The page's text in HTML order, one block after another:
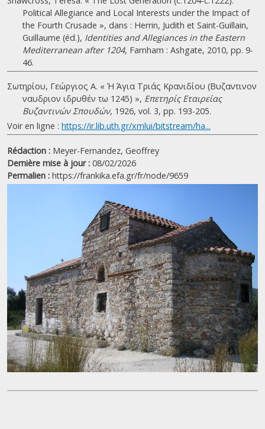
Political Allegiance and Local Interests under the Impact of
the Fourth Crusade », dans : Herrin, Judith et Saint-Guillain,
Guillaume (éd.), Identities and Allegiances in the Eastern
Mediterranean after 1204, Farnham : Ashgate, 2010, pp. 9-
46.
Σωτηρίου, Γεώργιος A. « Ή Άγια Τριάς Κρανιδίου (Βυζαντινον
ναυδριον ιδρυθέν τω 1245) », Επετηρίς Εταιρείας
Βυζαντινών Σπουδών, 1926, vol. 3, pp. 193-205.
Voir en ligne : https://ir.lib.uth.gr/xmlui/bitstream/ha...
Rédaction : Meyer-Fernandez, Geoffrey
Dernière mise à jour : 08/02/2026
Permalien : https://frankika.efa.gr/fr/node/9659
Église de la Sainte-Trinité / της Αγίας